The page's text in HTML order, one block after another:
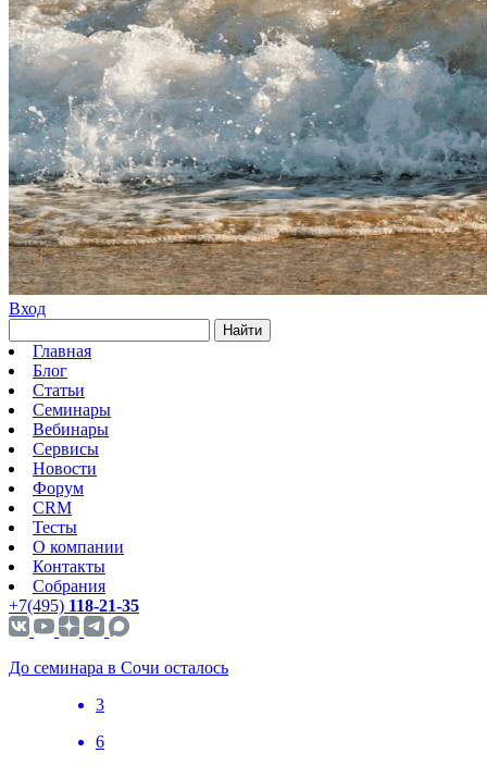
Вход
Найти
Главная
Блог
Статьи
Семинары
Вебинары
Сервисы
Новости
Форум
CRM
Тесты
О компании
Контакты
Собрания
+7(495) 118-21-35
До семинара в Сочи осталось
3
6